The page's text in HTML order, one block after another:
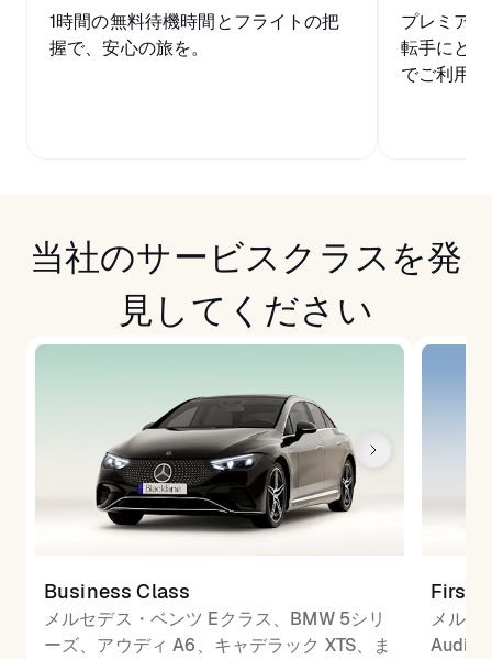
1時間の無料待機時間とフライトの把
握で、安心の旅を。
プレミア
転手にと
でご利用
当社のサービスクラスを発
見してください
Business Class
メルセデス・ベンツ Eクラス、BMW 5シリ
ーズ、アウディ A6、キャデラック XTS、ま
First
メルセ
Audi